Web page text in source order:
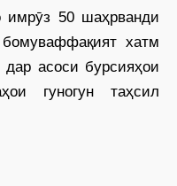
имрӯз 50 шаҳрванди
хатм
асоси бурсияҳои
гуногун таҳсил